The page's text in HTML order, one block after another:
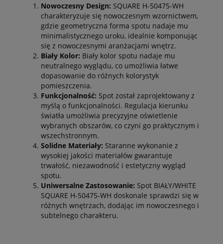
Nowoczesny Design: SQUARE H-50475-WH
charakteryzuje się nowoczesnym wzornictwem,
gdzie geometryczna forma spotu nadaje mu
minimalistycznego uroku, idealnie komponując
się z nowoczesnymi aranżacjami wnętrz.
Biały Kolor: Biały kolor spotu nadaje mu
neutralnego wyglądu, co umożliwia łatwe
dopasowanie do różnych kolorystyk
pomieszczenia.
Funkcjonalność: Spot został zaprojektowany z
myślą o funkcjonalności. Regulacja kierunku
światła umożliwia precyzyjne oświetlenie
wybranych obszarów, co czyni go praktycznym i
wszechstronnym.
Solidne Materiały: Staranne wykonanie z
wysokiej jakości materiałów gwarantuje
trwałość, niezawodność i estetyczny wygląd
spotu.
Uniwersalne Zastosowanie: Spot BIAŁY/WHITE
SQUARE H-50475-WH doskonale sprawdzi się w
różnych wnętrzach, dodając im nowoczesnego i
subtelnego charakteru.